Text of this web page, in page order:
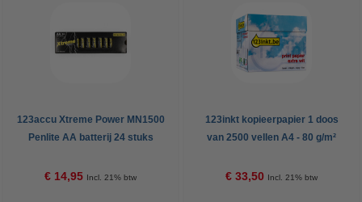
123accu Xtreme Power MN1500
Penlite AA batterij 24 stuks
€ 14,95 Incl. 21% btw
123inkt kopieerpapier 1 doos
van 2500 vellen A4 - 80 g/m²
€ 33,50 Incl. 21% btw